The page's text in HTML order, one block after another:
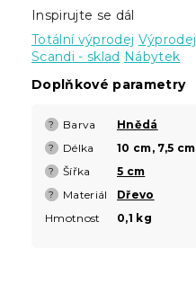
Inspirujte se dál
Totální výprodej Výprodej
Scandi - sklad Nábytek
Doplňkové parametry
? Barva Hnědá
? Délka 10 cm, 7,5 cm
? Šířka 5 cm
? Materiál
Dřevo
Hmotnost
0,1 kg